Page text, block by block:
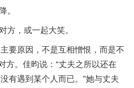
。
方，或一起大笑。
要原因，不是互相憎恨，而是不
方。佳昀说：“丈夫之所以还在
有遇到某个人而已。”她与丈夫